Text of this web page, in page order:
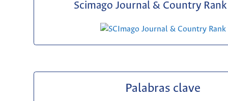
Scimago Journal & Country Rank
Palabras clave